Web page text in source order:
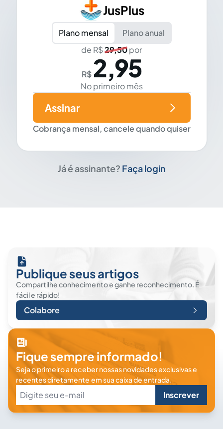
JusPlus
Plano mensal
Plano anual
de R$29,50por
R$ 2,95
No primeiro mês
Cobrança mensal, cancele quando quiser
Assinar
Já é assinante? Faça login
Publique seus artigos
Compartilhe conhecimento e ganhe reconhecimento. É
fácil e rápido!
Colabore
Fique sempre informado!
Seja o primeiro a receber nossas novidades exclusivas e
recentes diretamente em sua caixa de entrada.
Inscrever